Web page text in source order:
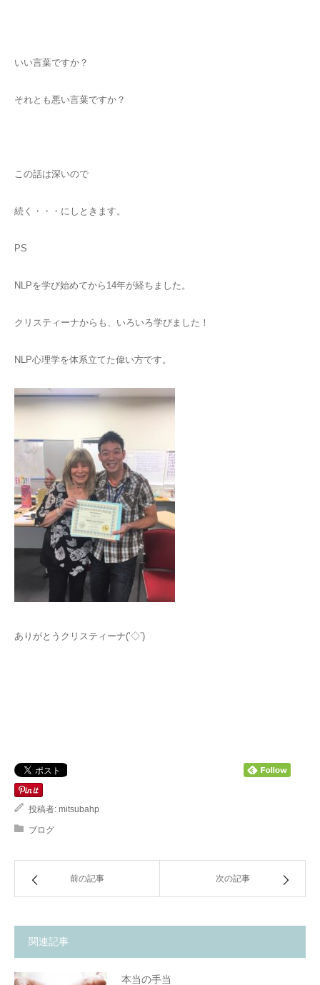
いい言葉ですか？
それとも悪い言葉ですか？
この話は深いので
続く・・・にしときます。
PS
NLPを学び始めてから14年が経ちました。
クリスティーナからも、いろいろ学びました！
NLP心理学を体系立てた偉い方です。
ありがとうクリスティーナ(‘◇’)ゞ
投稿者: mitsubahp
ブログ
前の記事 次の記事
関連記事
本当の手当